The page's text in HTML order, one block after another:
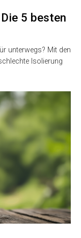
5 besten
unterwegs? Mit den
Isolierung